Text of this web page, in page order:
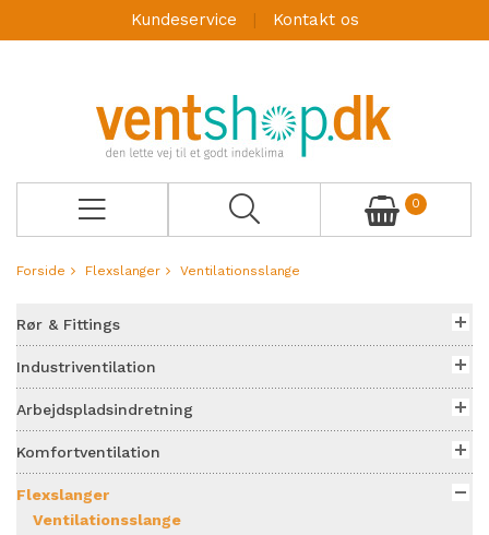
Kundeservice Kontakt os
0
Forside Flexslanger Ventilationsslange
Rør & Fittings
Industriventilation
Arbejdspladsindretning
Komfortventilation
Flexslanger
Ventilationsslange